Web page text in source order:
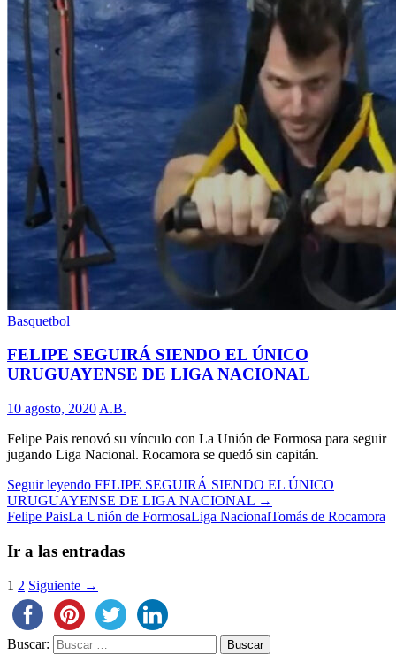
Basquetbol
FELIPE SEGUIRÁ SIENDO EL ÚNICO
URUGUAYENSE DE LIGA NACIONAL
10 agosto, 2020 A.B.
Felipe Pais renovó su vínculo con La Unión de Formosa para seguir
jugando Liga Nacional. Rocamora se quedó sin capitán.
Seguir leyendo FELIPE SEGUIRÁ SIENDO EL ÚNICO
URUGUAYENSE DE LIGA NACIONAL →
Felipe PaisLa Unión de FormosaLiga NacionalTomás de Rocamora
Ir a las entradas
1 2 Siguiente →
Buscar: